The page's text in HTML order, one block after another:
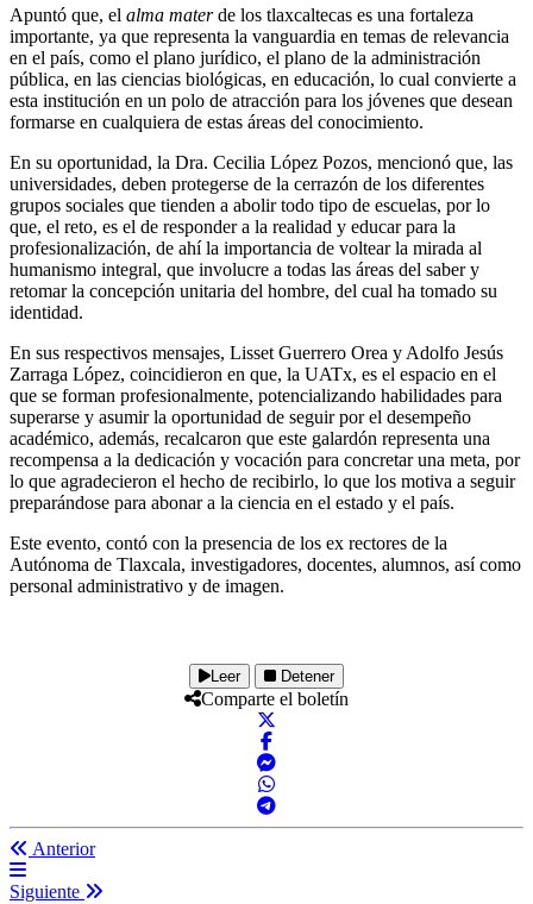
Apuntó que, el alma materde los tlaxcaltecas es una fortaleza
importante, ya que representa la vanguardia en temas de relevancia
en el país, como el plano jurídico, el plano de la administración
pública, en las ciencias biológicas, en educación, lo cual convierte a
esta institución en un polo de atracción para los jóvenes que desean
formarse en cualquiera de estas áreas del conocimiento.
En su oportunidad, la Dra. Cecilia López Pozos, mencionó que, las
universidades, deben protegerse de la cerrazón de los diferentes
grupos sociales que tienden a abolir todo tipo de escuelas, por lo
que, el reto, es el de responder a la realidad y educar para la
profesionalización, de ahí la importancia de voltear la mirada al
humanismo integral, que involucre a todas las áreas del saber y
retomar la concepción unitaria del hombre, del cual ha tomado su
identidad.
En sus respectivos mensajes, Lisset Guerrero Orea y Adolfo Jesús
Zarraga López, coincidieron en que, la UATx, es el espacio en el
que se forman profesionalmente, potencializando habilidades para
superarse y asumir la oportunidad de seguir por el desempeño
académico, además, recalcaron que este galardón representa una
recompensa a la dedicación y vocación para concretar una meta, por
lo que agradecieron el hecho de recibirlo, lo que los motiva a seguir
preparándose para abonar a la ciencia en el estado y el país.
Este evento, contó con la presencia de los ex rectores de la
Autónoma de Tlaxcala, investigadores, docentes, alumnos, así como
personal administrativo y de imagen.
Leer Detener
Comparte el boletín
Anterior
Siguiente